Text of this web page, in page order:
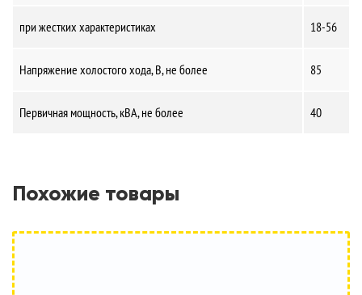
при жестких характеристиках 18-56
Напряжение холостого хода, В, не более 85
Первичная мощность, кВА, не более 40
Похожие товары